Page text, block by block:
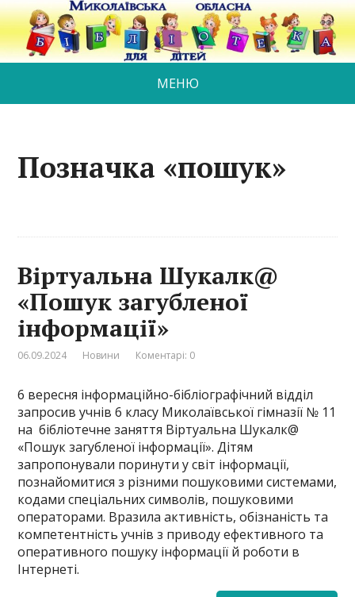
МЕНЮ
Позначка «пошук»
Віртуальна Шукалк@
«Пошук загубленої
інформації»
06.09.2024 Новини Коментарі: 0
6 вересня інформаційно-бібліографічний відділ
запросив учнів 6 класу Миколаївської гімназії № 11
на бібліотечне заняття Віртуальна Шукалк@
«Пошук загубленої інформації». Дітям
запропонували поринути у світ інформації,
познайомитися з різними пошуковими системами,
кодами спеціальних символів, пошуковими
операторами. Вразила активність, обізнаність та
компетентність учнів з приводу ефективного та
оперативного пошуку інформації й роботи в
Інтернеті.